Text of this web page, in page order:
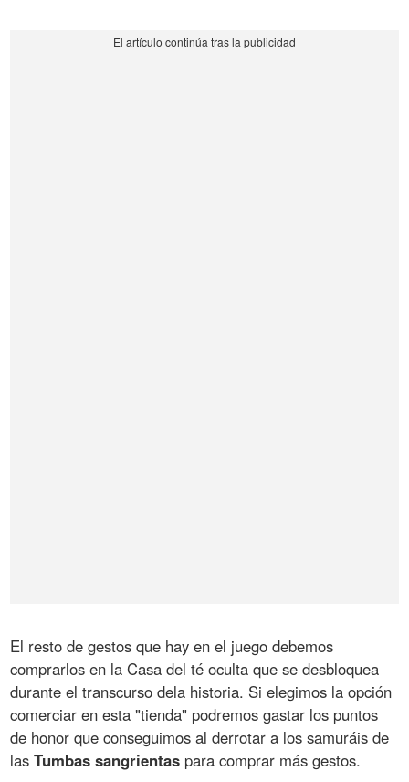
El resto de gestos que hay en el juego debemos
comprarlos en la Casa del té oculta que se desbloquea
durante el transcurso dela historia. Si elegimos la opción
comerciar en esta "tienda" podremos gastar los puntos
de honor que conseguimos al derrotar a los samuráis de
lasTumbas sangrientas para comprar más gestos.